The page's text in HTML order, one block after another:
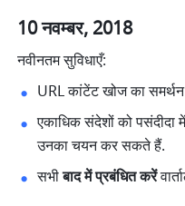
10 नवम्बर, 2018
नवीनतम सुविधाएँ:
URL कांटेंट खोज का समर्थन
एकाधिक संदेशों को
उनका चयन कर सकते हैं.
सभी बाद में प्रबंधित करें